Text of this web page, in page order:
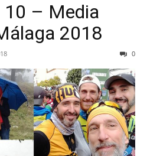
10 – Media
2018
0